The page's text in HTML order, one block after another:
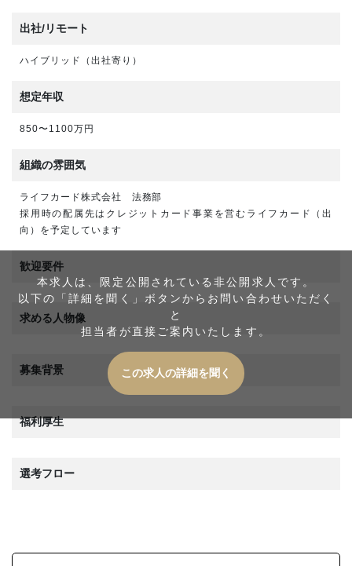
出社/リモート
ハイブリッド（出社寄り）
想定年収
850〜1100万円
組織の雰囲気
ライフカード株式会社 法務部
採用時の配属先はクレジットカード事業を営むライフカード（出
向）を予定しています
本求人は、限定公開されている非公開求人です。
以下の「詳細を聞く」ボタンからお問い合わせいただく
と
担当者が直接ご案内いたします。
この求人の詳細を聞く
歓迎要件
求める人物像
募集背景
福利厚生
選考フロー